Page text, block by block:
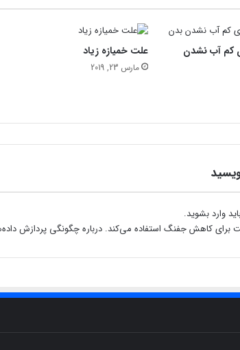
ن
م
ک
د
کم آب نشدن
علت خمیازه زیاد
مارس 23, 2019
وارد بشوید.
برای کاهش جفنگ استفاده می‌کند. درباره چگونگی پردازش